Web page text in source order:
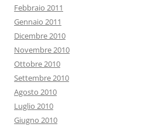
Febbraio 2011
Gennaio 2011
Dicembre 2010
Novembre 2010
Ottobre 2010
Settembre 2010
Agosto 2010
Luglio 2010
Giugno 2010